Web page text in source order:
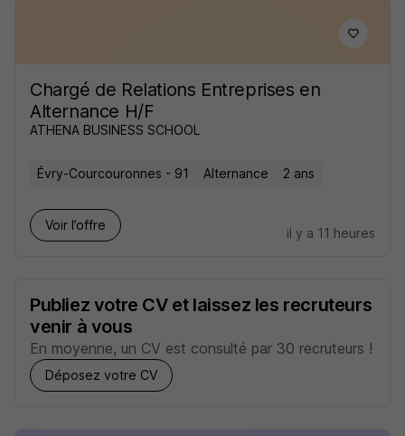
Chargé de Relations Entreprises en
Alternance H/F
ATHENA BUSINESS SCHOOL
Évry-Courcouronnes - 91 Alternance 2 ans
Voir l’offre
il y a 11 heures
Publiez votre CV et laissez les recruteurs
venir à vous
En moyenne, un CV est consulté par 30 recruteurs !
Déposez votre CV